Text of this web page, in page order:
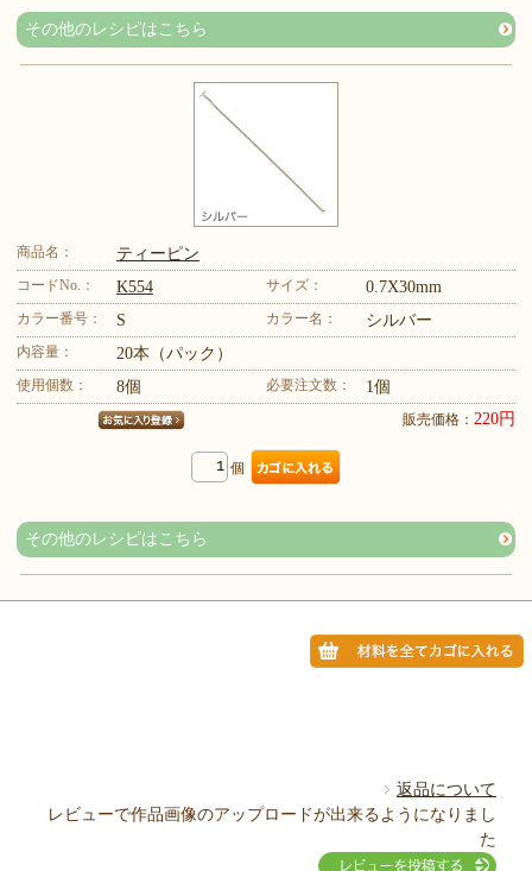
その他のレシピはこちら
商品名： ティーピン
コードNo.： K554 サイズ： 0.7X30mm
カラー番号： S カラー名： シルバー
内容量： 20本（パック）
使用個数： 8個 必要注文数： 1個
販売価格： 220円
個
その他のレシピはこちら
返品について
レビューで作品画像のアップロードが出来るようになりまし
た